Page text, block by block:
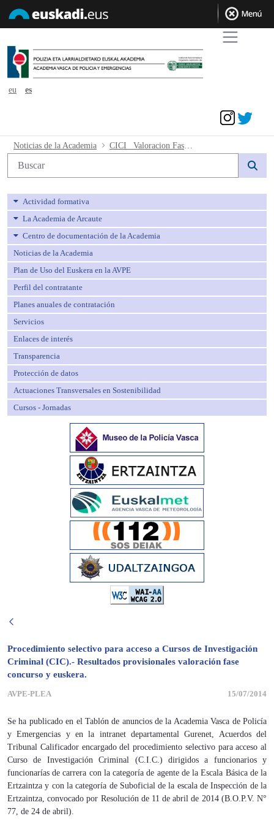
eu
es
CICI_ Valoracion Fase concurso y
Noticias de la Academia
Búsqueda web
Actividad formativa
La Academia de Arcaute
Centro de documentación de la Academia
Noticias de la Academia
Plan de Uso del Euskera en la AVPE
Perfil del contratante
Planes anuales de contratación
Servicios
Enlaces de interés
Transparencia
Protección de datos
Actuaciones Transversales en Sostenibilidad
Cursos - Jornadas
Procedimiento selectivo para acceso a Cursos de Investigación
Criminal (CIC).- Resultados provisionales valoración fase
concurso y euskera.
AVPE-PLEA 15/07/2014
Se ha publicado en el Tablón de anuncios de la Academia Vasca de Policía
y Emergencias y en la intranet departamental Gurenet, Acuerdos del
Tribunal Calificador encargado del procedimiento selectivo para acceso al
Curso de Investigación Criminal (C.I.C.) dirigidos a funcionarios y
funcionarías de carrera con la categoría de agente de la Escala Básica de la
Ertzaintza y con la categoría de Suboficial de la escala de Inspección de la
Ertzaintza, convocado por Resolución de 11 de abril de 2014 (B.O.P.V. N°
77, de 24 de abril).